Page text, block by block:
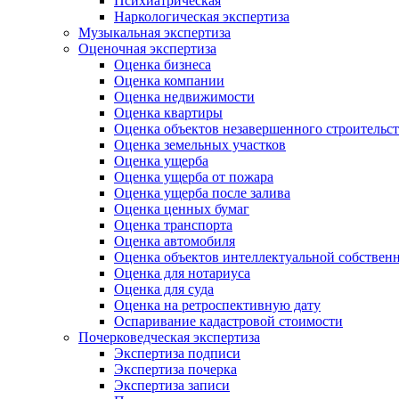
Наркологическая экспертиза
Музыкальная экспертиза
Оценочная экспертиза
Оценка бизнеса
Оценка компании
Оценка недвижимости
Оценка квартиры
Оценка объектов незавершенного
Оценка земельных участков
Оценка ущерба
Оценка ущерба от пожара
Оценка ущерба после залива
Оценка ценных бумаг
Оценка транспорта
Оценка автомобиля
Оценка объектов интеллектуальной
Оценка для нотариуса
Оценка для суда
Оценка на ретроспективную дату
Оспаривание кадастровой стоимости
Почерковедческая экспертиза
Экспертиза подписи
Экспертиза почерка
Экспертиза записи